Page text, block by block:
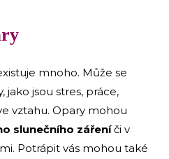
mnoho. Může se
jako jsou stres, práce,
vztahu. Opary mohou
slunečního zářeníči v
Potrápit vás mohou také